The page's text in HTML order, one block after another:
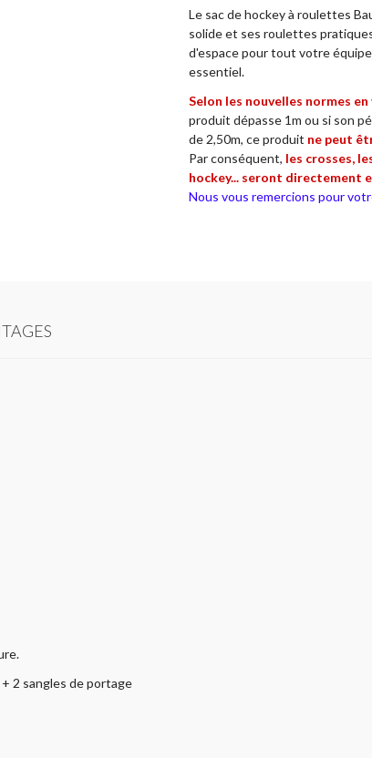
Le sac de hockey à roulettes
solide et ses roulettes
d'espace pour tout votre
essentiel.
Selon les nouvelles normes
produit dépasse 1m ou si son
de 2,50m, ce produit ne peut
Par conséquent, les crosses,
hockey... seront directement
Nous vous remercions pour
2 sangles de portage